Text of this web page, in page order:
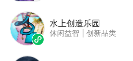
水上创造乐园
休闲益智 创新品类